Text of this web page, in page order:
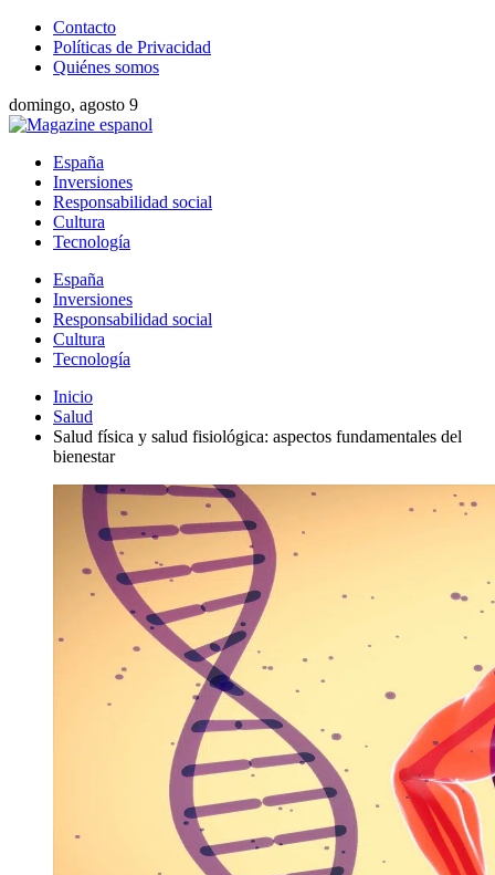
Contacto
Políticas de Privacidad
Quiénes somos
domingo, agosto 9
España
Inversiones
Responsabilidad social
Cultura
Tecnología
España
Inversiones
Responsabilidad social
Cultura
Tecnología
Inicio
Salud
Salud física y salud fisiológica: aspectos fundamentales del
bienestar